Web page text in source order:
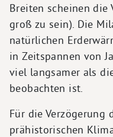
Breiten scheinen die
groß zu sein). Die
natürlichen
in Zeitspannen von
viel langsamer als
beobachten ist.
Für die Verzögerung
prähistorischen